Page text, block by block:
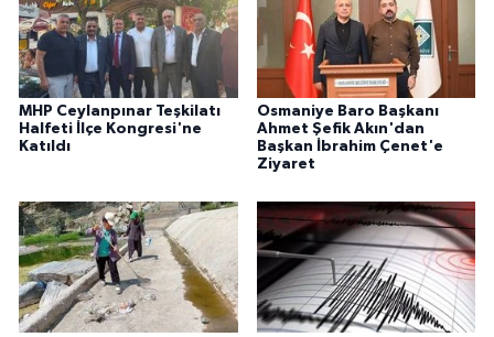
MHP Ceylanpınar Teşkilatı
Halfeti İlçe Kongresi'ne
Katıldı
Osmaniye Baro Başkanı
Ahmet Şefik Akın'dan
Başkan İbrahim Çenet'e
Ziyaret